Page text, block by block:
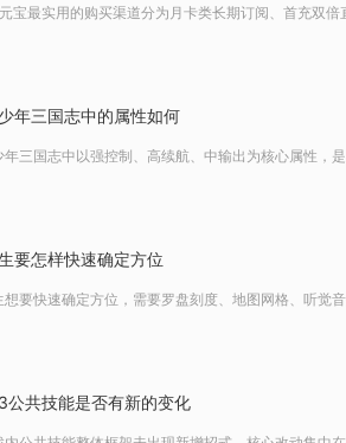
宝最实用的购买渠道分为月卡类长期订阅、首充双
年三国志中的属性如何
年三国志中以强控制、高续航、中输出为核心属性，
要怎样快速确定方位
想要快速确定方位，需要罗盘刻度、地图网格、听觉
公共技能是否有新的变化